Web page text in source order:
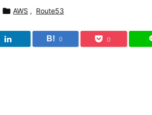
 AWS , Route53
B! 0 0